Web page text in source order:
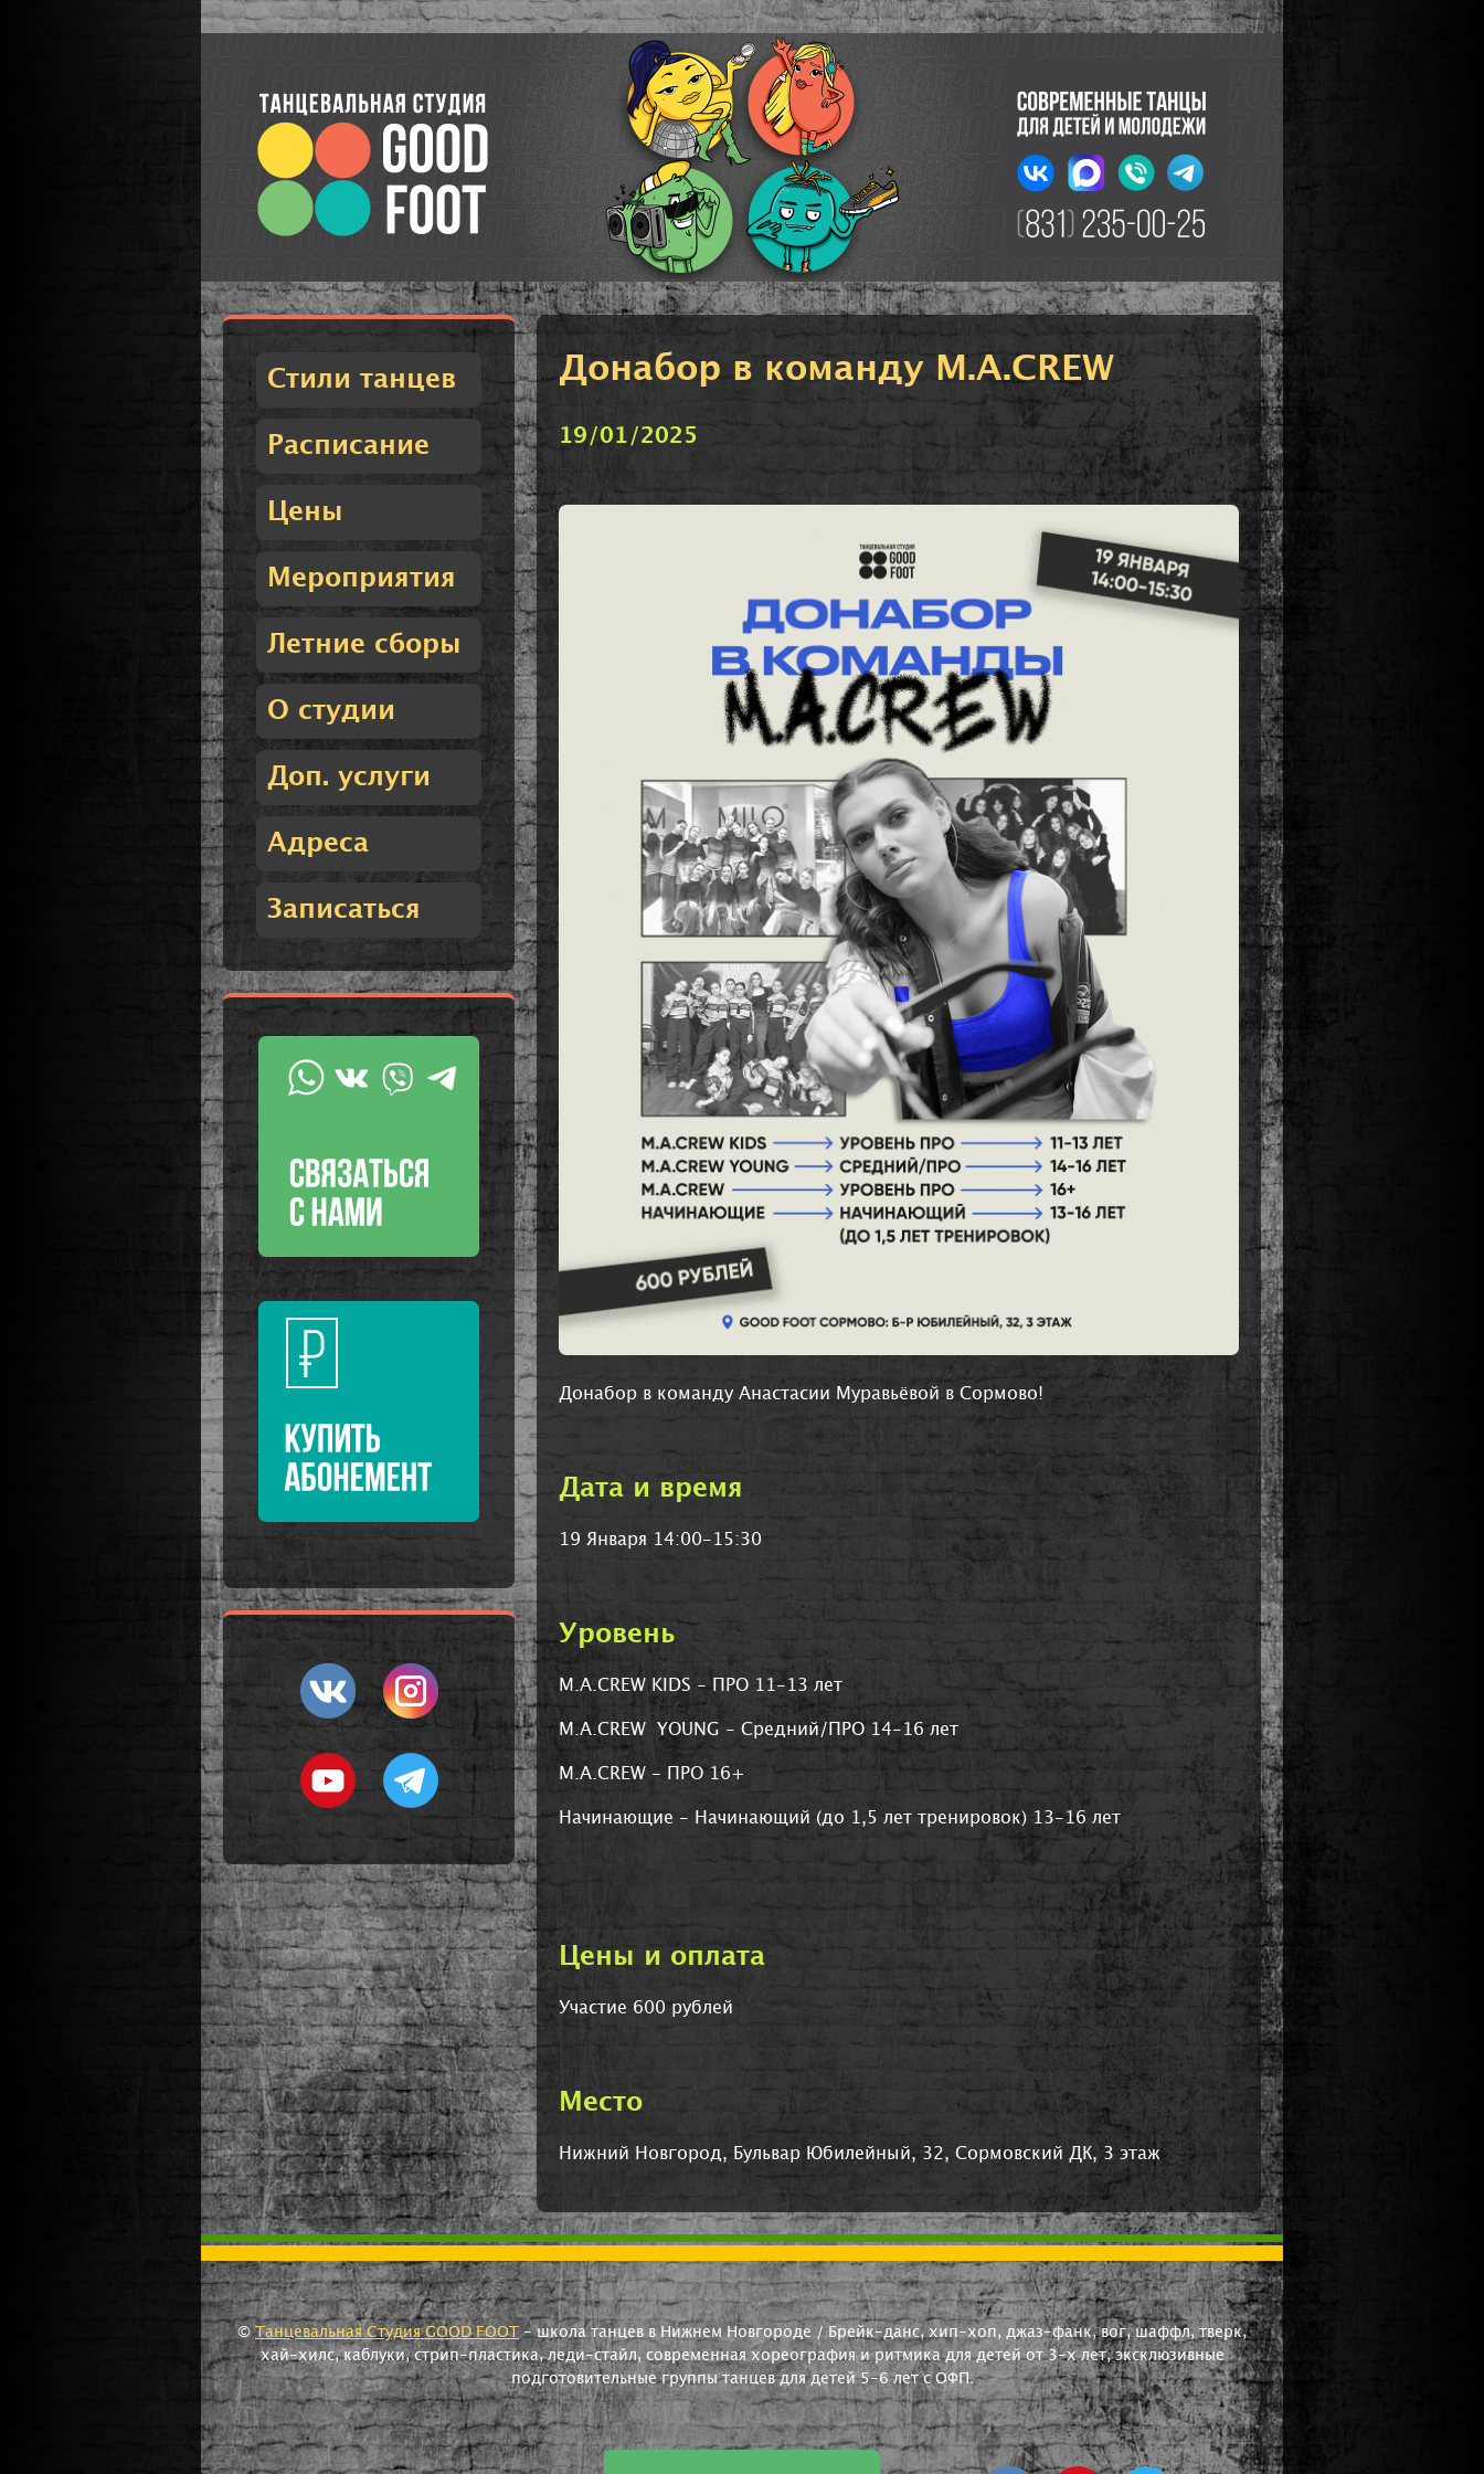
Стили танцев
Расписание
Цены
Мероприятия
Летние сборы
О студии
Доп. услуги
Адреса
Записаться
Донабор в команду M.A.CREW
19/01/2025
Донабор в команду Анастасии Муравьёвой в Сормово!
Дата и время
19 Января 14:00-15:30
Уровень
M.A.CREW KIDS - ПРО 11-13 лет
M.A.CREW YOUNG - Средний/ПРО 14-16 лет
M.A.CREW - ПРО 16+
Начинающие - Начинающий (до 1,5 лет тренировок) 13-16 лет
Цены и оплата
Участие 600 рублей
Место
Нижний Новгород, Бульвар Юбилейный, 32, Сормовский ДК, 3 этаж
©Танцевальная Студия GOOD FOOT - школа танцев в Нижнем Новгороде / Брейк-данс, хип-хоп, джаз-фанк, вог, шаффл, тверк,
хай-хилс, каблуки, стрип-пластика, леди-стайл, современная хореография и ритмика для детей от 3-х лет, эксклюзивные
подготовительные группы танцев для детей 5-6 лет с ОФП.